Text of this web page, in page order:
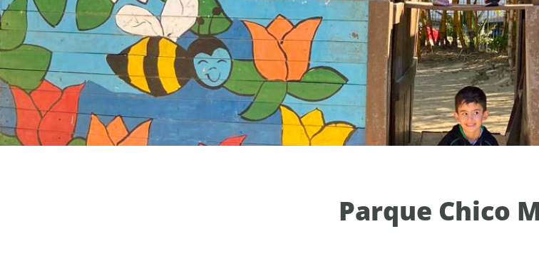
Parque Chico